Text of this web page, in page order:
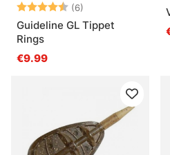
Beoordeling:
(6)
Guideline GL Tippet
Rings
€9.99